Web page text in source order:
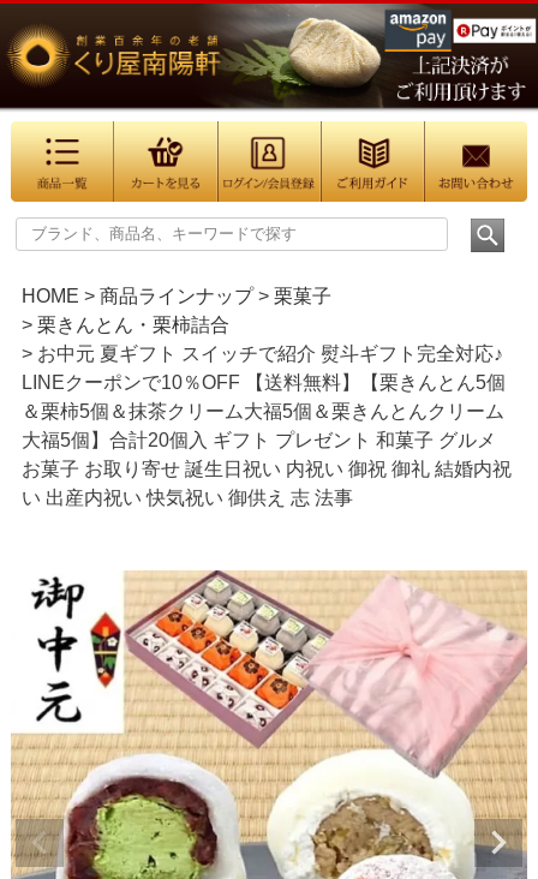
HOME 商品ラインナップ
栗菓子
栗きんとん・栗柿詰合
お中元 夏ギフト スイッチで紹介 熨斗ギフト完全対応♪
LINEクーポンで10％OFF 【送料無料】【栗きんとん5個
＆栗柿5個＆抹茶クリーム大福5個＆栗きんとんクリーム
大福5個】合計20個入 ギフト プレゼント 和菓子 グルメ
お菓子 お取り寄せ 誕生日祝い 内祝い 御祝 御礼 結婚内祝
い 出産内祝い 快気祝い 御供え 志 法事